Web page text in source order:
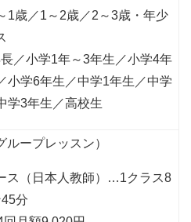
1歳／1～2歳／2～3歳・年少
／小学1年～3年生／小学4年
小学6年生／中学1年生／中学
学3年生／高校生
ープレッスン）
ス（日本人教師）
…1クラス8
分